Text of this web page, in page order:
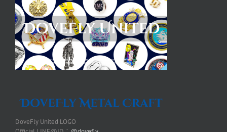
DoveFly United LOGO